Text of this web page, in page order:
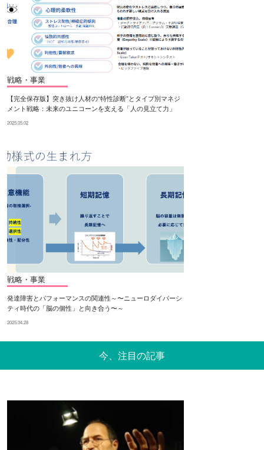
戦略・事業
【完全保存版】突き抜け人材の“特性診断”とタイプ別マネジ
メント戦略：未来のユニコーンを支える「人の見立て力」
2025.05.02
戦略・事業
発達障害とパフォーマンスの関連性～〜ニューロダイバーシ
ティ時代の「脳の個性」と向き合う〜～
2025.04.28
今、注目の記事